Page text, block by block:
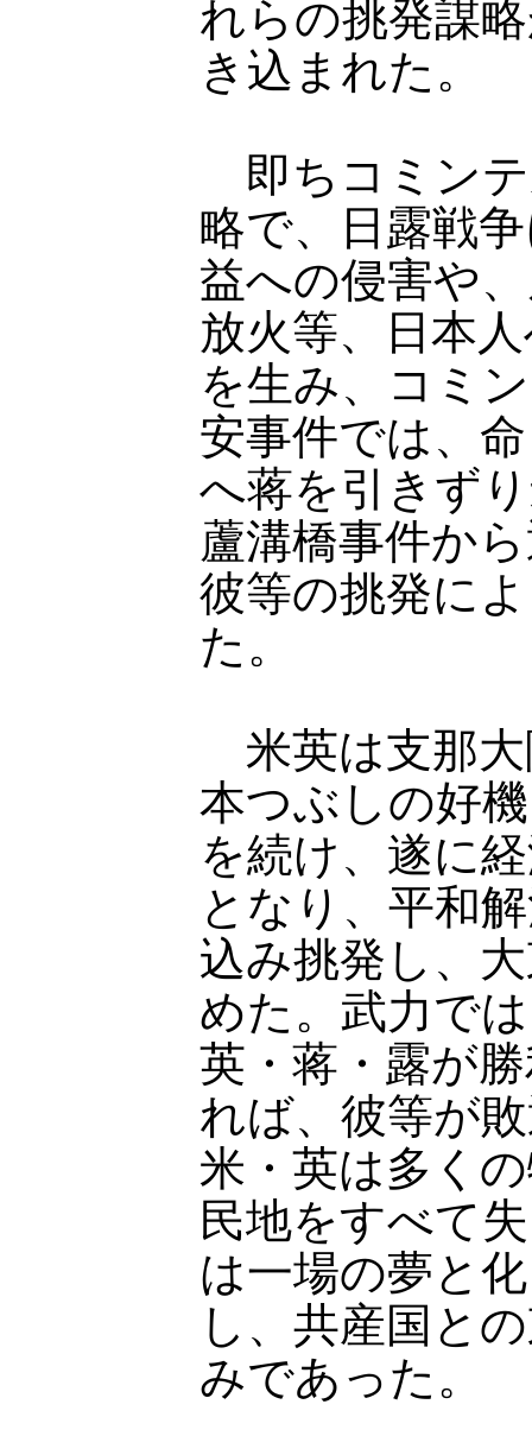
れらの挑発謀
き込まれた。
即ちコミン
略で、日露戦
益への侵害や
放火等、日本
を生み、コミ
安事件では、
へ蒋を引きず
蘆溝橋事件か
彼等の挑発に
た。
米英は支那大
本つぶしの好
を続け、遂に
となり、平和
込み挑発し、
めた。武力で
英・蒋・露が
れば、彼等が
米・英は多く
民地をすべて
は一場の夢と
し、共産国と
みであった。